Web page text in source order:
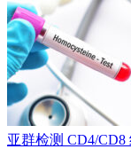
亚群检测 CD4/